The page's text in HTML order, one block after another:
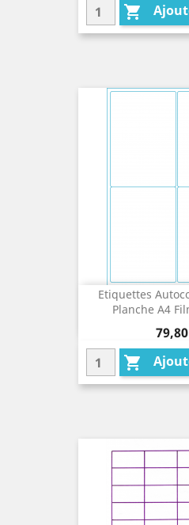

Etiquettes
Planche A4
Prix
